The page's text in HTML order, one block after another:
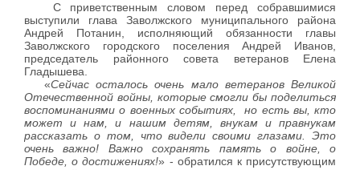
С приветственным словом перед собравшимися
выступили глава Заволжского муниципального района
Андрей Потанин, исполняющий обязанности главы
Заволжского городского поселения Андрей Иванов,
председатель районного совета ветеранов Елена
Гладышева.
«Сейчас осталось очень мало ветеранов Великой
Отечественной войны, которые смогли бы поделиться
воспоминаниями о военных событиях, но есть вы, кто
может и нам, и нашим детям, внукам и правнукам
рассказать о том, что видели своими глазами. Это
очень важно! Важно сохранять память о войне, о
Победе, о достижениях!» - обратился к присутствующим